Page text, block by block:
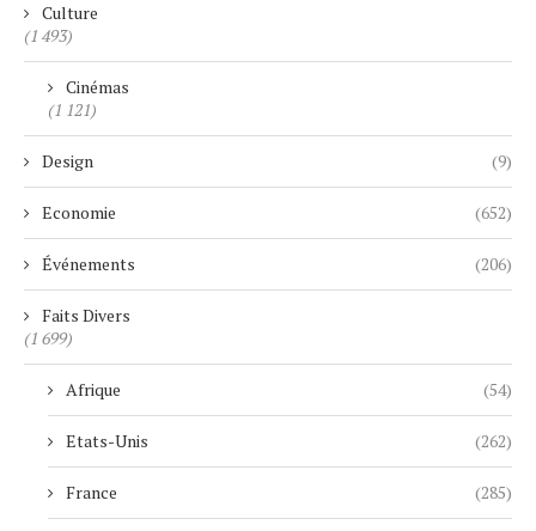
Culture
(1 493)
Cinémas
(1 121)
Design (9)
Economie (652)
Événements (206)
Faits Divers
(1 699)
Afrique (54)
Etats-Unis (262)
France (285)